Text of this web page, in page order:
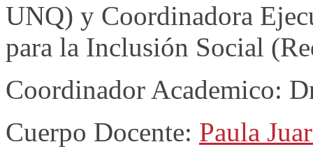
UNQ) y Coordinadora
para la Inclusión Social
Coordinador Academico:
Cuerpo Docente: Paula